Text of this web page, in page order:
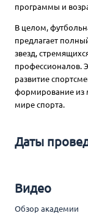
программы и
В целом,
предлагает
звезд,
профессионалов.
развитие
формирование из
мире спорта.
Даты
Видео
Обзор академии